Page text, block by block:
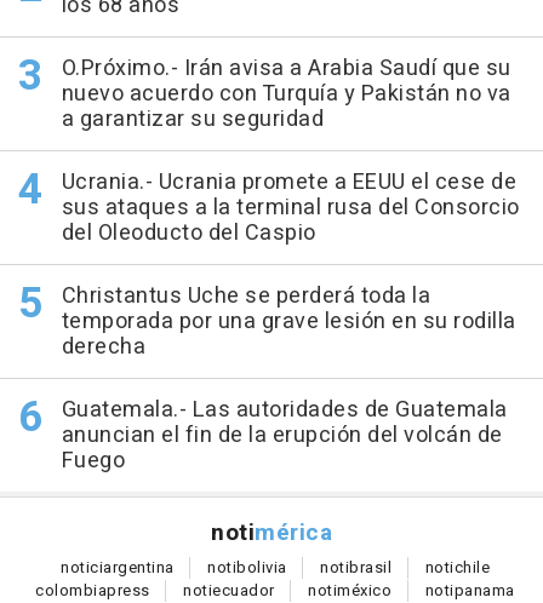
O.Próximo.- Irán avisa a Arabia Saudí que su
nuevo acuerdo con Turquía y Pakistán no va
a garantizar su seguridad
Ucrania.- Ucrania promete a EEUU el cese de
sus ataques a la terminal rusa del Consorcio
del Oleoducto del Caspio
Christantus Uche se perderá toda la
temporada por una grave lesión en su rodilla
derecha
Guatemala.- Las autoridades de Guatemala
anuncian el fin de la erupción del volcán de
Fuego
notimérica
noticiargentina notibolivia notibrasil notichile
colombiapress notiecuador notiméxico notipanama